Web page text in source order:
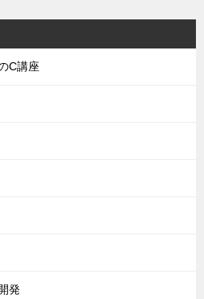
C講座
発